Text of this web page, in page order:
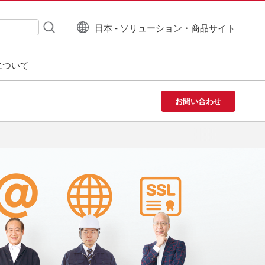
いて
日本 - ソリューション・商品サイト
お問い合わせ